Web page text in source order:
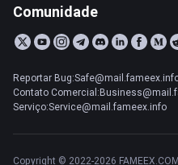
Comunidade
Reportar
Contato
Serviço:Service@mail.fameex.info
Copyright © 2022-2026